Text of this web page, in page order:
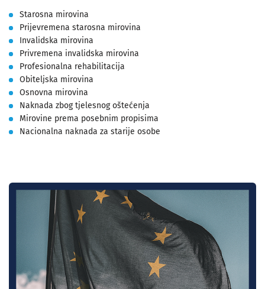
Starosna mirovina
Prijevremena starosna mirovina
Invalidska mirovina
Privremena invalidska mirovina
Profesionalna rehabilitacija
Obiteljska mirovina
Osnovna mirovina
Naknada zbog tjelesnog oštećenja
Mirovine prema posebnim propisima
Nacionalna naknada za starije osobe